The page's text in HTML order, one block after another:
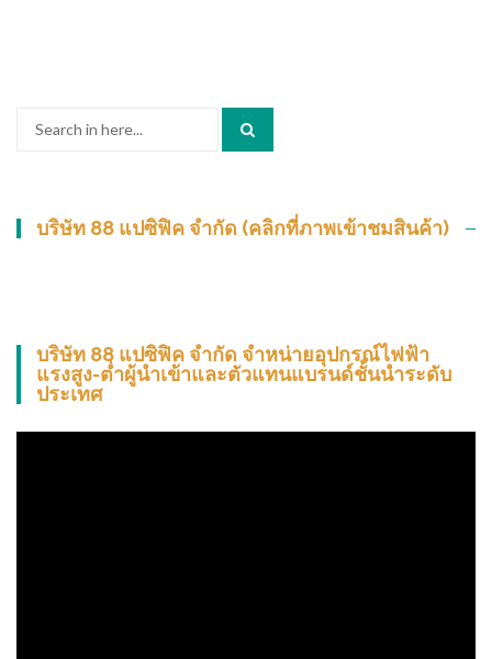
บริษัท 88 แปซิฟิค จำกัด (คลิกที่ภาพเข้าชมสินค้า)
บริษัท 88 แปซิฟิค จำกัด จำหน่ายอุปกรณ์ไฟฟ้า
แรงสูง-ต่ำผู้นำเข้าและตัวแทนแบรนด์ชั้นนำระดับ
ประเทศ